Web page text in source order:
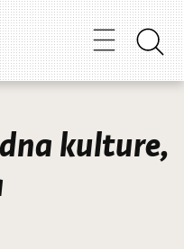
kulture,